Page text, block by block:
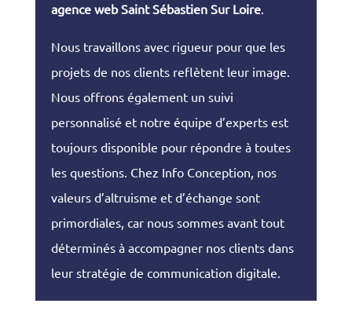
agence web Saint Sébastien Sur Loire.
Nous travaillons avec rigueur pour que les
projets de nos clients reflètent leur image.
Nous offrons également un suivi
personnalisé et notre équipe d’experts est
toujours disponible pour répondre à toutes
les questions. Chez Info Conception, nos
valeurs d’altruisme et d’échange sont
primordiales, car nous sommes avant tout
déterminés à accompagner nos clients dans
leur stratégie de communication digitale.